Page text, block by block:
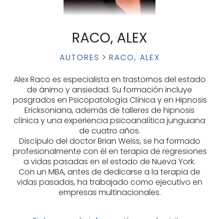
RACO, ALEX
AUTORES
RACO, ALEX
Alex Raco es especialista en trastornos del estado
de ánimo y ansiedad. Su formación incluye
posgrados en Psicopatología Clínica y en Hipnosis
Ericksoniana, además de talleres de hipnosis
clínica y una experiencia psicoanalítica junguiana
de cuatro años.
Discípulo del doctor Brian Weiss, se ha formado
profesionalmente con él en terapia de regresiones
a vidas pasadas en el estado de Nueva York.
Con un MBA, antes de dedicarse a la terapia de
vidas pasadas, ha trabajado como ejecutivo en
empresas multinacionales.